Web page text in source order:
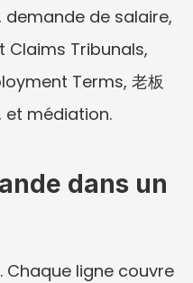
demande de salaire,
Claims Tribunals,
Terms, 老板
, et médiation.
dans un
Chaque ligne couvre